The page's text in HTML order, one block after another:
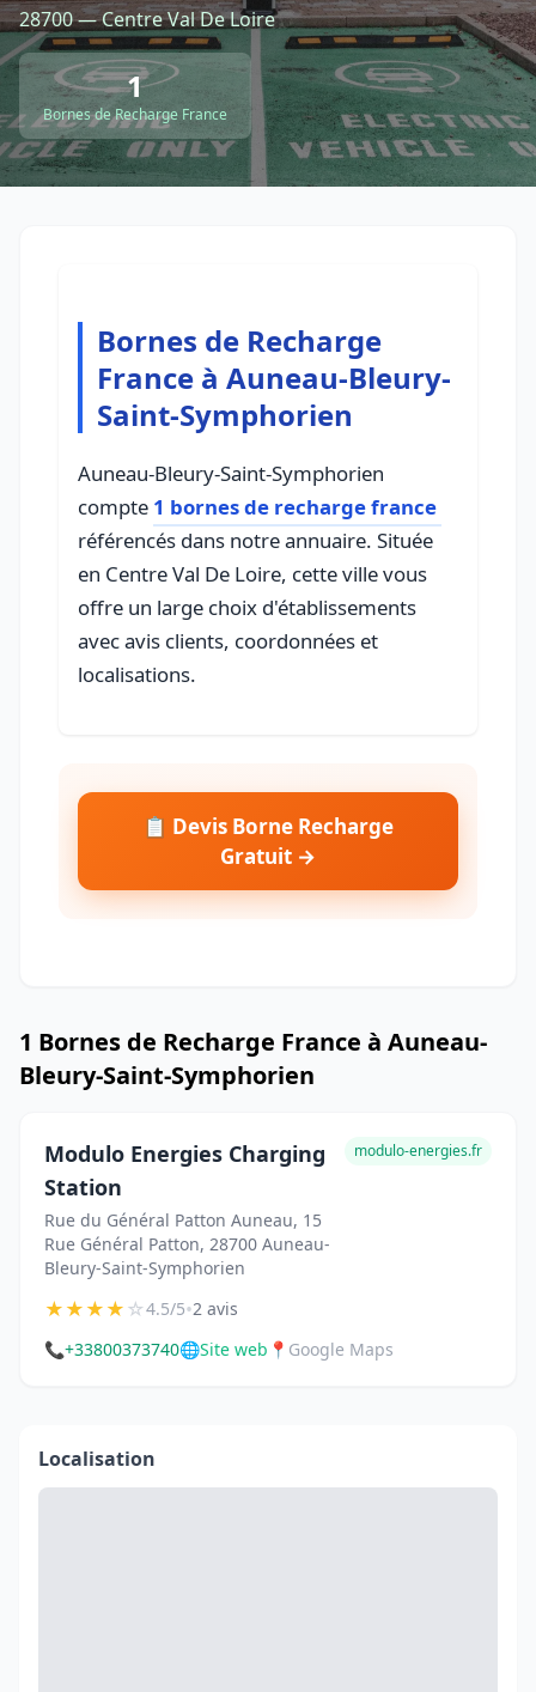
28700 — Centre Val De Loire
1
Bornes de Recharge France
Bornes de Recharge
France à Auneau-Bleury-
Saint-Symphorien
Auneau-Bleury-Saint-Symphorien
compte 1 bornes de recharge france
référencés dans notre annuaire. Située
en Centre Val De Loire, cette ville vous
offre un large choix d'établissements
avec avis clients, coordonnées et
localisations.
📋 Devis Borne Recharge
Gratuit →
1 Bornes de Recharge France à Auneau-
Bleury-Saint-Symphorien
Modulo Energies Charging
Station
Rue du Général Patton Auneau, 15
Rue Général Patton, 28700 Auneau-
Bleury-Saint-Symphorien
modulo-energies.fr
★★★★☆4.5/5•2 avis
📞+33800373740🌐Site web 📍 Google Maps
Localisation